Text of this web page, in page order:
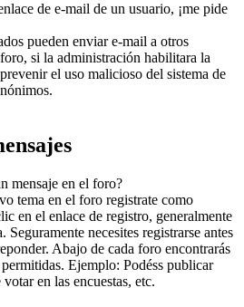
de e-mail de un usuario, ¡me pide
pueden enviar e-mail a otros
si la administración habilitara la
el uso malicioso del sistema de
mensaje en el foro?
tema en el foro registrate como
en el enlace de registro, generalmente
Seguramente necesites registrarse antes
Abajo de cada foro encontrarás
Ejemplo: Podéss publicar
en las encuestas, etc.